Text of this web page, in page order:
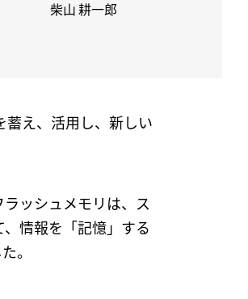
柴山 耕一郎
蓄え、活用し、新しい
ッシュメモリは、ス
情報を「記憶」する
。